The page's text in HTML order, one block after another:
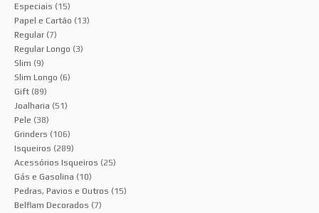
Especiais (15)
Papel e Cartão (13)
Regular (7)
Regular Longo (3)
Slim (9)
Slim Longo (6)
Gift (89)
Joalharia (51)
Pele (38)
Grinders (106)
Isqueiros (289)
Acessórios Isqueiros (25)
Gás e Gasolina (10)
Pedras, Pavios e Outros (15)
Belflam Decorados (7)